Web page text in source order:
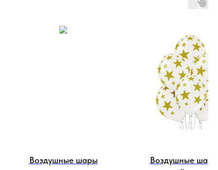
Воздушные шары
Воздушные